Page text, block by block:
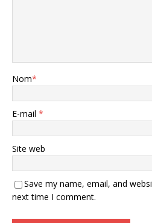
Nom*
E-mail *
Site web
Save my name, email, and
next time I comment.